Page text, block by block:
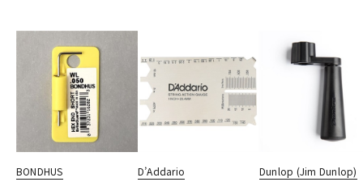
BONDHUS D’Addario Dunlop (Jim Dunlop)